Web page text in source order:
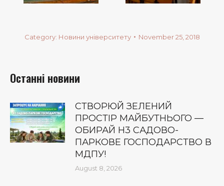
Category: Новини університету November 25, 2018
Останні новини
СТВОРЮЙ ЗЕЛЕНИЙ
ПРОСТІР МАЙБУТНЬОГО —
ОБИРАЙ Н3 САДОВО-
ПАРКОВЕ ГОСПОДАРСТВО В
МДПУ!
August 8, 2026